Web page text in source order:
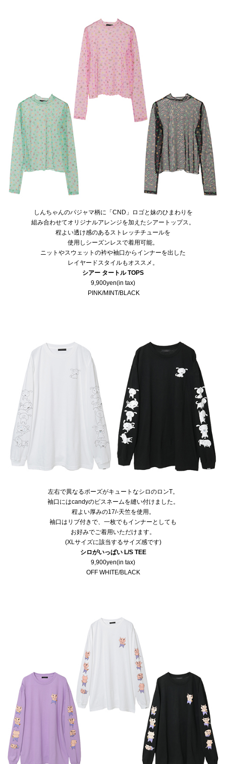
しんちゃんのパジャマ柄に「CND」ロゴと妹のひまわりを
組み合わせてオリジナルアレンジを加えたシアートップス。
程よい透け感のあるストレッチチュールを
使用しシーズンレスで着用可能。
ニットやスウェットの衿や袖口からインナーを出した
レイヤードスタイルもオススメ。
シアー タートル TOPS
9,900yen(in tax)
PINK/MINT/BLACK
左右で異なるポーズがキュートなシロのロンT。
袖口にはcandyのピスネームを縫い付けました。
程よい厚みの17/-天竺を使用。
袖口はリブ付きで、一枚でもインナーとしても
お好みでご着用いただけます。
(XLサイズに該当するサイズ感です)
シロがいっぱい L/S TEE
9,900yen(in tax)
OFF WHITE/BLACK